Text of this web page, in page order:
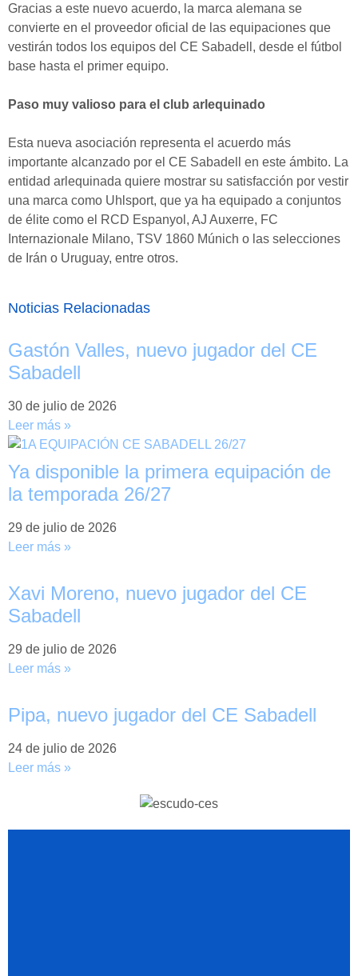
Gracias a este nuevo acuerdo, la marca alemana se
convierte en el proveedor oficial de las equipaciones que
vestirán todos los equipos del CE Sabadell, desde el fútbol
base hasta el primer equipo.
Paso muy valioso para el club arlequinado
Esta nueva asociación representa el acuerdo más
importante alcanzado por el CE Sabadell en este ámbito. La
entidad arlequinada quiere mostrar su satisfacción por vestir
una marca como Uhlsport, que ya ha equipado a conjuntos
de élite como el RCD Espanyol, AJ Auxerre, FC
Internazionale Milano, TSV 1860 Múnich o las selecciones
de Irán o Uruguay, entre otros.
Noticias Relacionadas
Gastón Valles, nuevo jugador del CE
Sabadell
30 de julio de 2026
Leer más »
Ya disponible la primera equipación de
la temporada 26/27
29 de julio de 2026
Leer más »
Xavi Moreno, nuevo jugador del CE
Sabadell
29 de julio de 2026
Leer más »
Pipa, nuevo jugador del CE Sabadell
24 de julio de 2026
Leer más »